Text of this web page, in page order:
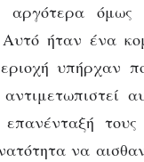
αργότερα όμως
ήταν ένα
υπήρχαν
τους
να